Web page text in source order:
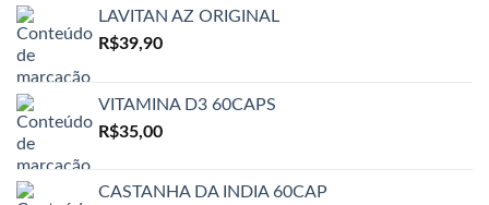
LAVITAN AZ ORIGINAL
R$39,90
VITAMINA D3 60CAPS
R$35,00
CASTANHA DA INDIA 60CAP